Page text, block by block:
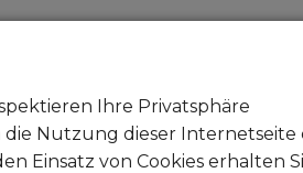
Zeit, Liebe und
Ihre Privatsphäre
Nutzung dieser Internetseite
Einsatz von Cookies erhalten